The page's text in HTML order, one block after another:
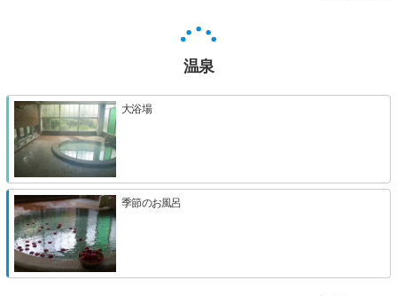
温泉
大浴場
季節のお風呂